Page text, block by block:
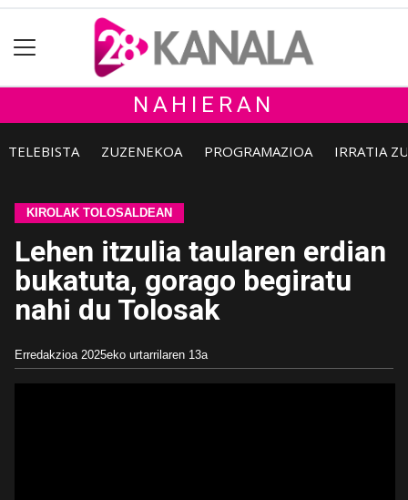
NAHIERAN
TELEBISTA ZUZENEKOA PROGRAMAZIOA IRRATIA
KIROLAK TOLOSALDEAN
Lehen itzulia taularen erdian
bukatuta, gorago begiratu
nahi du Tolosak
Erredakzioa 2025eko urtarrilaren 13a